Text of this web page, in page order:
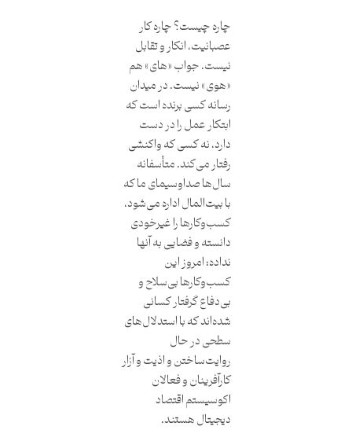
چاره چیست؟ چاره کار
عصبانیت، انکار و تقابل
نیست. جواب‌ «های» هم
«هوی» نیست. در میدان
رسانه کسی برنده است که
ابتکار عمل را در دست
دارد، نه کسی که واکنشی
رفتار می‌کند. متأسفانه
سال‌ها صداوسیمای ما که
با بیت‌المال اداره می‌شود،
کسب‌وکارها را غیرخودی
دانسته و فضایی به آنها
نداده؛ امروز این
کسب‌وکارها بی‌سلاح و
بی‌دفاع گرفتار کسانی
شده‌اند که با استدلال‌های
سطحی در حال
روایت‌ساختن و اذیت و آزار
کارآفرینان و فعالان
اکوسیستم اقتصاد
دیجیتال هستند.